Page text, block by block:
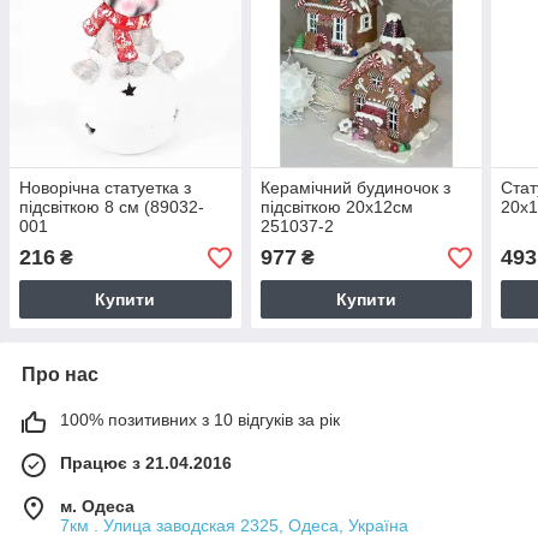
Новорічна статуетка з
підсвіткою 8 см (89032-
001
216 ₴
Купити
Керамічний будиночок з
підсвіткою 20х12см
251037-2
977₴
Купити
493
Про нас
100% позитивних з 10 відгуків за рік
Працює з 21.04.2016
м. Одеса
7км . Улица заводская 2325, Одеса, Україна